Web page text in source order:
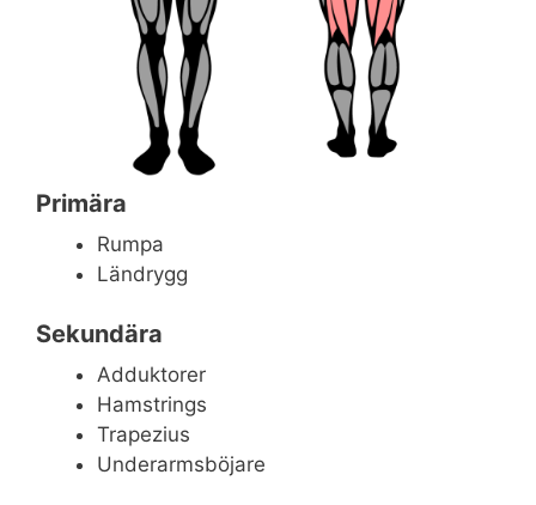
Primära
Rumpa
Ländrygg
Sekundära
Adduktorer
Hamstrings
Trapezius
Underarmsböjare